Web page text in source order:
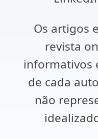
Os artigos
revista
informativos
de cada
não